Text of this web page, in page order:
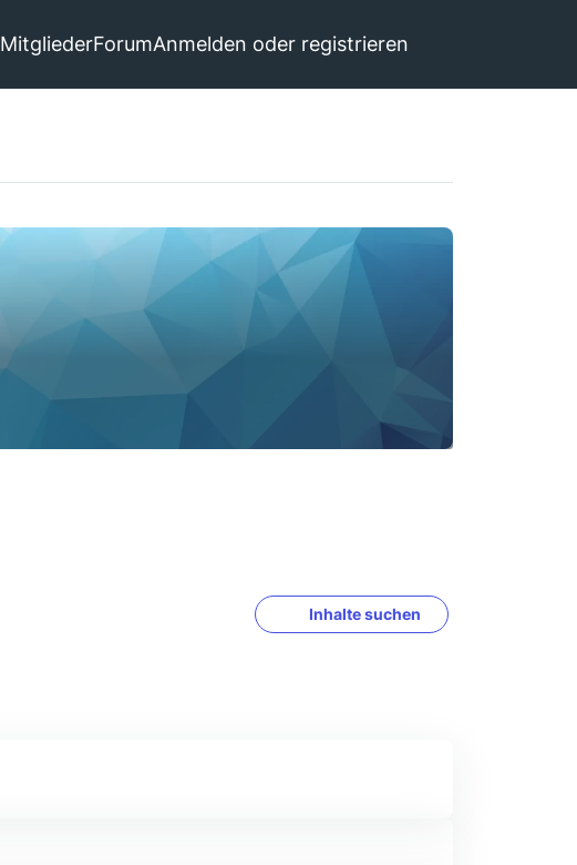
MitgliederForumAnmelden oder registrieren
Inhalte suchen